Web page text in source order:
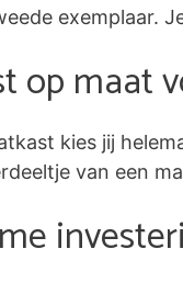
exemplaar.
op maat
kies jij
van een